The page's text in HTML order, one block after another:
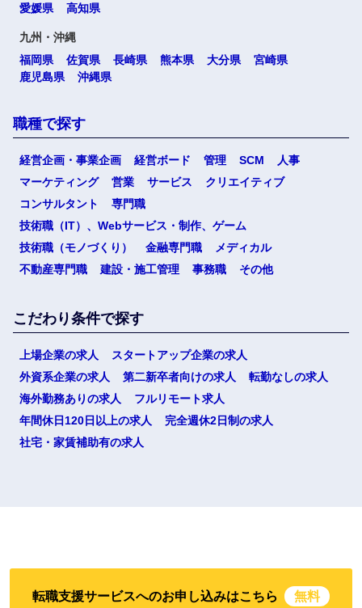
愛媛県
高知県
九州・沖縄
福岡県
佐賀県 長崎県 熊本県 大分県
宮崎県
鹿児島県
沖縄県
職種で探す
経営企画・事業企画 経営ボード 管理 SCM
人事
マーケティング
営業 サービス
クリエイティブ
コンサルタント
専門職
技術職（IT）、Webサービス・制作、ゲーム
技術職（モノづくり）
金融専門職
メディカル
不動産専門職
建設・施工管理 事務職 その他
こだわり条件で探す
上場企業の求人
スタートアップ企業の求人
外資系企業の求人
第二新卒者向けの求人
転勤なしの求人
海外勤務ありの求人
フルリモート求人
年間休日120日以上の求人
完全週休2日制の求人
社宅・家賃補助有の求人
転職支援サービスへのお申し込みはこちら 無料